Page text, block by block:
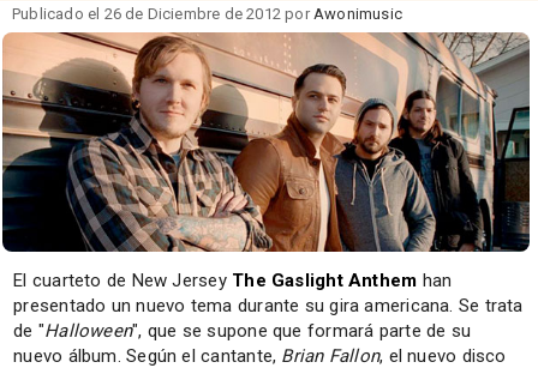
Publicado el 26 de Diciembre de 2012 por Awonimusic
El cuarteto de New Jersey The Gaslight Anthem han
presentado un nuevo tema durante su gira americana. Se trata
de "Halloween", que se supone que formará parte de su
nuevo álbum. Según el cantante, Brian Fallon, el nuevo disco